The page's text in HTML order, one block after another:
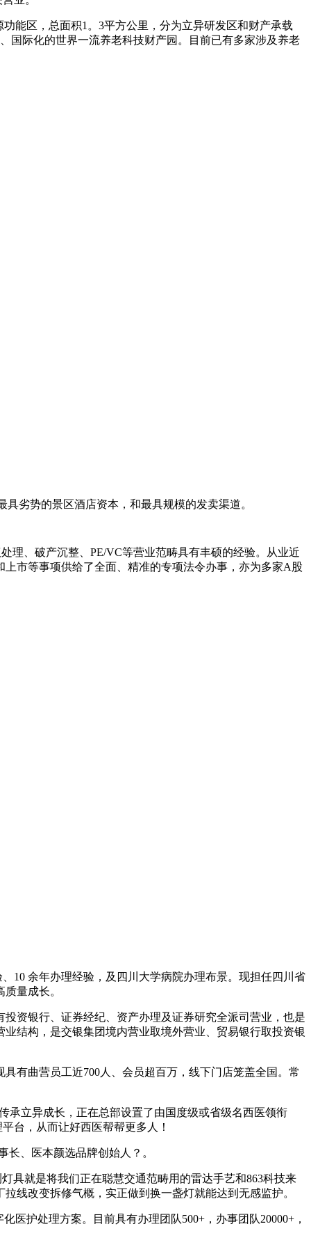
区，总面积1。3平方公里，分为立异研发区和财产承载
国际化的世界一流养老科技财产园。目前已有多家涉及养老
劣势的景区酒店资本，和最具规模的发卖渠道。
、破产沉整、PE/VC等营业范畴具有丰硕的经验。从业近
市等事项供给了全面、精准的专项法令办事，亦为多家A股
余年办理经验，及四川大学病院办理布景。现担任四川省
量成长。
资银行、证券经纪、资产办理及证券研究全派司营业，也是
结构，是交银集团境内营业取境外营业、贸易银行取投资银
曲营员工近700人、会员超百万，线下门店笼盖全国。常
立异成长，正在总部设置了由国度级或省级名西医领衔
台，从而让好西医帮帮更多人！
、医本颜选品牌创始人？。
就是将我们正在聪慧交通范畴用的雷达手艺和863科技来
线改变拆修气概，实正做到换一盏灯就能达到无感监护。
护处理方案。目前具有办理团队500+，办事团队20000+，